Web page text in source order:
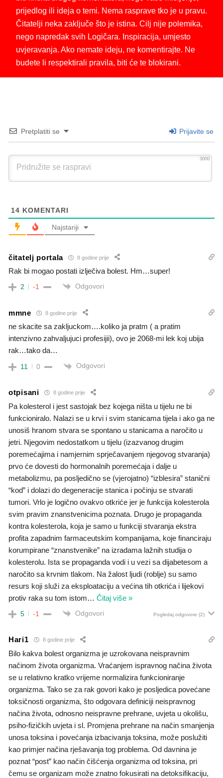
prijedlog ili ideja o temi. Nema rasprave tko je u pravu.
Čitatelji neka zaključe što je istina. Cilj nije polemika,
nego napredak svih Logičara. Inspiracija, umjesto
uvjeravanja. Ako nemate ideju, ne komentirajte. Ne
budete li respektirali pravila, biti će te blokirani.
Pretplatiti se Prijavite se
3000
14 KOMENTARI
Najstariji
čitatelj portala 8 godine prije
Rak bi mogao postati izlječiva bolest. Hm…super!
2 -1 Odgovori
mmne 8 godine prije
ne skacite sa zakljuckom….koliko ja pratm ( a pratim
intenzivno zahvaljujuci profesijii), ovo je 2068-mi lek koj ubija
rak…tako da…
11 0 Odgovori
otpisani 8 godine prije
Pa kolesterol i jest sastojak bez kojega ništa u tijelu ne bi
funkcioniralo. Nalazi se u krvi i svim stanicama tijela i ako ga ne
unosiš hranom stvara se spontano u stanicama a naročito u
jetri. Njegovim nedostatkom u tijelu (izazvanog drugim
poremećajima i namjernim sprječavanjem njegovog stvaranja)
prvo će dovesti do hormonalnih poremećaja i dalje u
metabolizmu, pa posljedično se (vjerojatno) “izblesira” stanični
“kod” i dolazi do degeneracije stanica i počinju se stvarati
tumori. Vrlo je logično ovakvo otkriće jer je funkcija kolesterola
svim pravim znanstvenicima poznata. Drugo je propaganda
kontra kolesterola, koja je samo u funkciji stvaranja ekstra
profita zapadnim farmaceutskim kompanijama, koje financiraju
korumpirane “znanstvenike” na izradama lažnih studija o
kolesterolu. Ista se propaganda vodi i u vezi sa dijabetesom a
naročito sa krvnim tlakom. Na žalost ljudi (roblje) su samo
resurs koji služi za eksploataciju a većina tih otkrića i lijekovi
protiv raka su tom istom… Čitaj više »
5 -1 Odgovori Pogledaj odgovore (2)
Hari1 8 godine prije
Bilo kakva bolest organizma je uzrokovana neispravnim
načinom života organizma. Vraćanjem ispravnog načina života
se u relativno kratko vrijeme normalizira funkcioniranje
organizma. Tako se za rak govori kako je posljedica povećane
toksičnosti organizma, što odgovara definiciji neispravnog
načina života, odnosno neispravne prehrane, uvjeta u okolišu,
psiho-fizičkih uvjeta i sl. Promjena prehrane na način smanjenja
unosa toksina i povećanja izbacivanja toksina, može poslužiti
kao primjer načina rješavanja tog problema. Od davnina je
poznat “post” kao način čišćenja organizma od toksina, pri
čemu se organizam može znatno fokusirati na detoksifikaciju,